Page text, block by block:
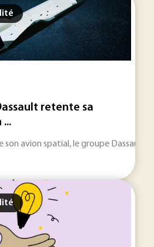
retente sa
...
son avion spatial, le groupe Dassault